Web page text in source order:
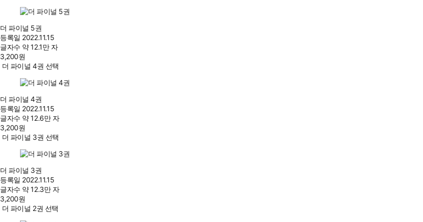
더 파이널 5권
등록일 2022.11.15
글자수 약 12.1만 자
3,200원
더 파이널 4권 선택
더 파이널 4권
등록일 2022.11.15
글자수 약 12.6만 자
3,200원
더 파이널 3권 선택
더 파이널 3권
등록일 2022.11.15
글자수 약 12.3만 자
3,200원
더 파이널 2권 선택